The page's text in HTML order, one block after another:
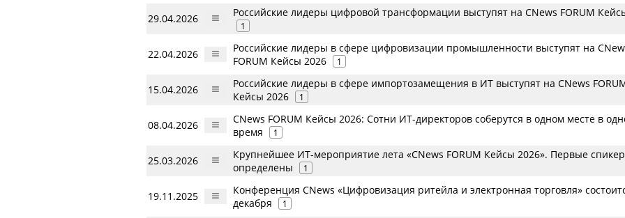
29.04.2026 Российские лидеры цифровой трансформации выступят на CNews FORUM
1
22.04.2026
Российские лидеры в сфере цифровизации промышленности выступят на
FORUM Кейсы 2026
1
15.04.2026
Российские лидеры в сфере импортозамещения в ИТ выступят на CNews
Кейсы 2026
1
08.04.2026
CNews FORUM Кейсы 2026: Сотни ИТ-директоров соберутся в одном месте в
время
1
25.03.2026
Крупнейшее ИТ-мероприятие лета «CNews FORUM Кейсы 2026». Первые
определены
1
19.11.2025
Конференция CNews «Цифровизация ритейла и электронная торговля»
декабря
1